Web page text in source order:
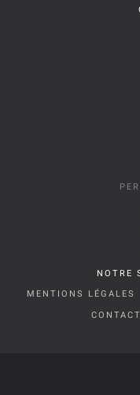
NOTRE
MENTIONS LÉGALES